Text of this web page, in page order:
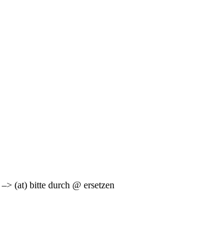
–> (at) bitte durch @ ersetzen